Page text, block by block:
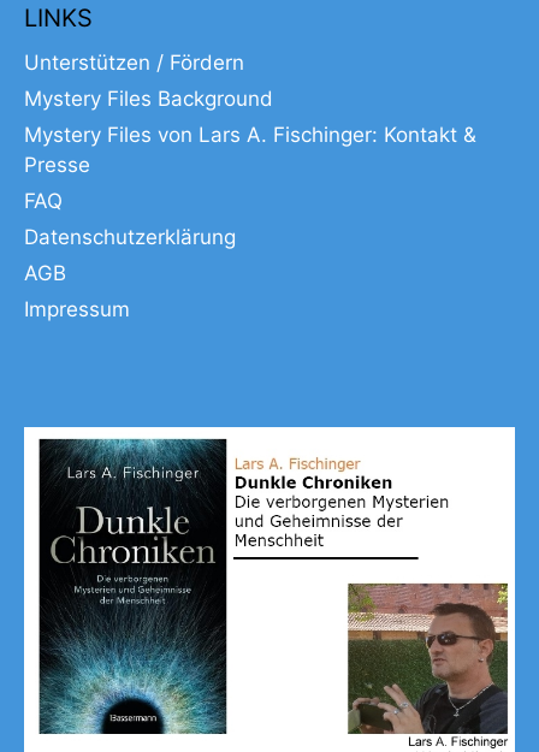
LINKS
Unterstützen / Fördern
Mystery Files Background
Mystery Files von Lars A. Fischinger: Kontakt &
Presse
FAQ
Datenschutzerklärung
AGB
Impressum